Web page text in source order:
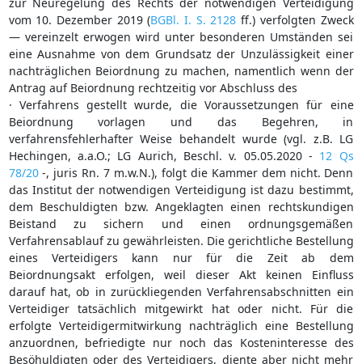
vom 10. Dezember 2019 (BGBl. I. S. 2128 ff.) verfolgten Zweck
— vereinzelt erwogen wird unter besonderen Umständen sei
eine Ausnahme von dem Grundsatz der Unzulässigkeit einer
nachträglichen Beiordnung zu machen, namentlich wenn der
Antrag auf Beiordnung rechtzeitig vor Abschluss des
· Verfahrens gestellt wurde, die Voraussetzungen für eine
Beiordnung vorlagen und das Begehren, in
verfahrensfehlerhafter Weise behandelt wurde (vgl. z.B. LG
Hechingen, a.a.O.; LG Aurich, Beschl. v. 05.05.2020 - 12 Qs
78/20-, juris Rn. 7 m.w.N.), folgt die Kammer dem nicht. Denn
das Institut der notwendigen Verteidigung ist dazu bestimmt,
dem Beschuldigten bzw. Angeklagten einen rechtskundigen
Beistand zu sichern und einen ordnungsgemäßen
Verfahrensablauf zu gewährleisten. Die gerichtliche Bestellung
eines Verteidigers kann nur für die Zeit ab dem
Beiordnungsakt erfolgen, weil dieser Akt keinen Einfluss
darauf hat, ob in zurückliegenden Verfahrensabschnitten ein
Verteidiger tatsächlich mitgewirkt hat oder nicht. Für die
erfolgte Verteidigermitwirkung nachträglich eine Bestellung
anzuordnen, befriedigte nur noch das Kosteninteresse des
Besöhuldigten oder des Verteidigers, diente aber nicht mehr